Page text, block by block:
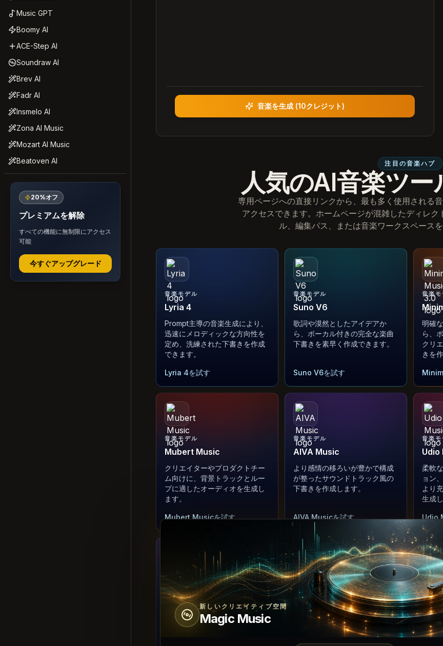
Music GPT
Boomy AI
ACE-Step AI
Soundraw AI
Brev AI
Fadr AI
Insmelo AI
Zona AI Music
Mozart AI Music
Beatoven AI
20%オフ
プレミアムを解除
すべての機能に無制限にアクセス
可能
今すぐアップグレード
音楽を生成 (10クレジット)
注目の音楽ハブ
人気のAI音楽ツー
専用ページへの直接リンクから、最も多く使用される
アクセスできます。ホームページが混雑したディレ
ル、編集パス、または音楽ワークスペース
音楽モデル
Lyria 4
Prompt主導の音楽生成により、
迅速にメロディックな方向性を
定め、洗練された下書きを作成
できます。
Lyria 4を試す
音楽モデル
Suno V6
歌詞や漠然としたアイデアか
ら、ボーカル付きの完全な楽曲
下書きを素早く作成できます。
Suno V6を試す
音楽モ
明確
ら、
クリ
きを
音楽モデル
Mubert Music
クリエイターやプロダクトチー
ム向けに、背景トラックとルー
プに適したオーディオを生成し
ます。
Mubert Musicを試す
音楽モデル
AIVA Music
より感情の移ろいが豊かで構成
が整ったサウンドトラック風の
下書きを作成します。
AIVA Musicを試す
音楽モ
Udio
柔軟
ョン
より
生成
Udio
音楽モデル
OpenMusic AI
歌詞、プロンプト、スタイルメ
モを再生可能な楽曲下書きに変
音楽モデル
Sonauto AI
プロンプト、歌詞、メロディ案
を構造化された楽曲下書きに変
音楽
Tad
プロ
ャン
きを
新しいクリエイティブ空間
Magic Music